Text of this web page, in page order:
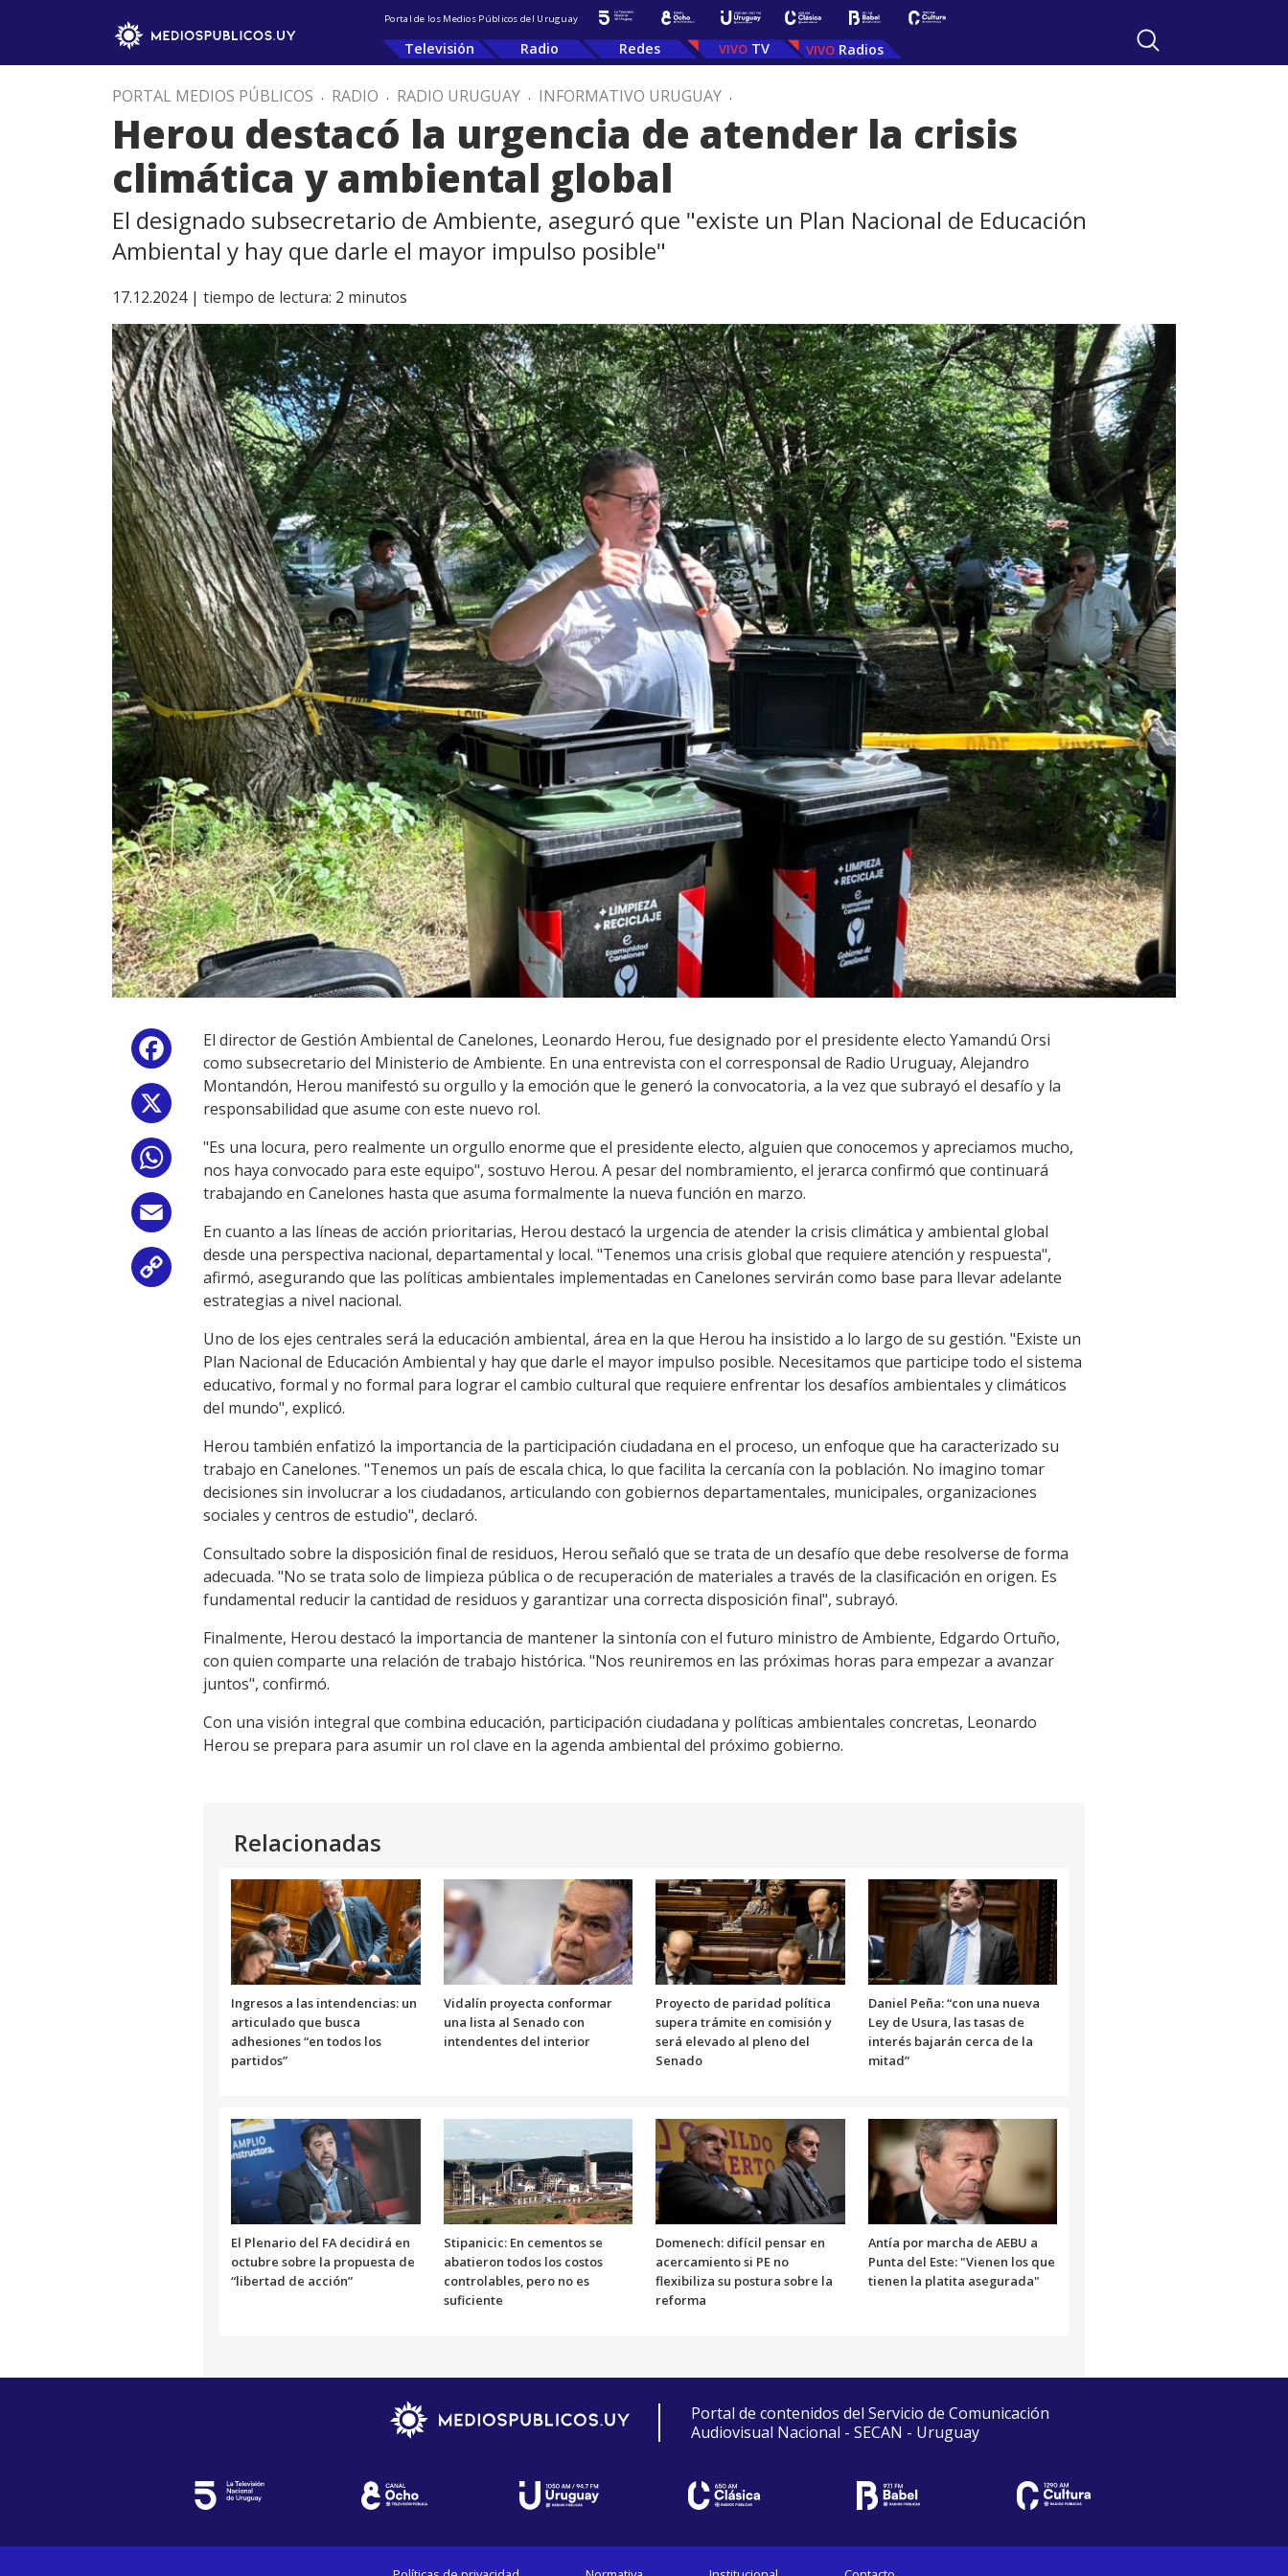
Portal de los Medios Públicos del Uruguay
Televisión Radio Redes TV Radios
PORTAL MEDIOS PÚBLICOS . RADIO . RADIO URUGUAY . INFORMATIVO URUGUAY .
Herou destacó la urgencia de atender la crisis
climática y ambiental global
El designado subsecretario de Ambiente, aseguró que "existe un Plan Nacional de Educación
Ambiental y hay que darle el mayor impulso posible"
17.12.2024 | tiempo de lectura: 2 minutos
Facebook
WhatsApp
Copy
Link
El director de Gestión Ambiental de Canelones, Leonardo Herou, fue designado por el presidente electo Yamandú Orsi
como subsecretario del Ministerio de Ambiente. En una entrevista con el corresponsal de Radio Uruguay, Alejandro
Montandón, Herou manifestó su orgullo y la emoción que le generó la convocatoria, a la vez que subrayó el desafío y la
responsabilidad que asume con este nuevo rol.
"Es una locura, pero realmente un orgullo enorme que el presidente electo, alguien que conocemos y apreciamos mucho,
nos haya convocado para este equipo", sostuvo Herou. A pesar del nombramiento, el jerarca confirmó que continuará
trabajando en Canelones hasta que asuma formalmente la nueva función en marzo.
En cuanto a las líneas de acción prioritarias, Herou destacó la urgencia de atender la crisis climática y ambiental global
desde una perspectiva nacional, departamental y local. "Tenemos una crisis global que requiere atención y respuesta",
afirmó, asegurando que las políticas ambientales implementadas en Canelones servirán como base para llevar adelante
estrategias a nivel nacional.
Uno de los ejes centrales será la educación ambiental, área en la que Herou ha insistido a lo largo de su gestión. "Existe un
Plan Nacional de Educación Ambiental y hay que darle el mayor impulso posible. Necesitamos que participe todo el sistema
educativo, formal y no formal para lograr el cambio cultural que requiere enfrentar los desafíos ambientales y climáticos
del mundo", explicó.
Herou también enfatizó la importancia de la participación ciudadana en el proceso, un enfoque que ha caracterizado su
trabajo en Canelones. "Tenemos un país de escala chica, lo que facilita la cercanía con la población. No imagino tomar
decisiones sin involucrar a los ciudadanos, articulando con gobiernos departamentales, municipales, organizaciones
sociales y centros de estudio", declaró.
Consultado sobre la disposición final de residuos, Herou señaló que se trata de un desafío que debe resolverse de forma
adecuada. "No se trata solo de limpieza pública o de recuperación de materiales a través de la clasificación en origen. Es
fundamental reducir la cantidad de residuos y garantizar una correcta disposición final", subrayó.
Finalmente, Herou destacó la importancia de mantener la sintonía con el futuro ministro de Ambiente, Edgardo Ortuño,
con quien comparte una relación de trabajo histórica. "Nos reuniremos en las próximas horas para empezar a avanzar
juntos", confirmó.
Con una visión integral que combina educación, participación ciudadana y políticas ambientales concretas, Leonardo
Herou se prepara para asumir un rol clave en la agenda ambiental del próximo gobierno.
Relacionadas
Ingresos a las intendencias: un
articulado que busca
adhesiones “en todos los
partidos”
Vidalín proyecta conformar
una lista al Senado con
intendentes del interior
Proyecto de paridad política
supera trámite en comisión y
será elevado al pleno del
Senado
Daniel Peña: “con una nueva
Ley de Usura, las tasas de
interés bajarán cerca de la
mitad”
El Plenario del FA decidirá en
octubre sobre la propuesta de
“libertad de acción”
Stipanicic: En cementos se
abatieron todos los costos
controlables, pero no es
suficiente
Domenech: difícil pensar en
acercamiento si PE no
flexibiliza su postura sobre la
reforma
Antía por marcha de AEBU a
Punta del Este: "Vienen los que
tienen la platita asegurada"
Portal de contenidos del Servicio de Comunicación
Audiovisual Nacional - SECAN - Uruguay